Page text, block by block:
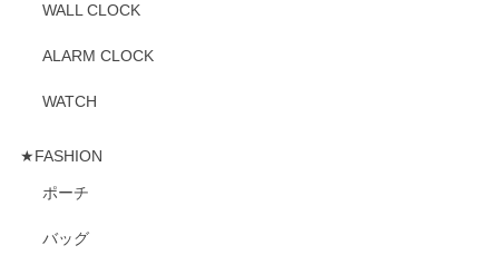
WALL CLOCK
ALARM CLOCK
WATCH
★FASHION
ポーチ
バッグ